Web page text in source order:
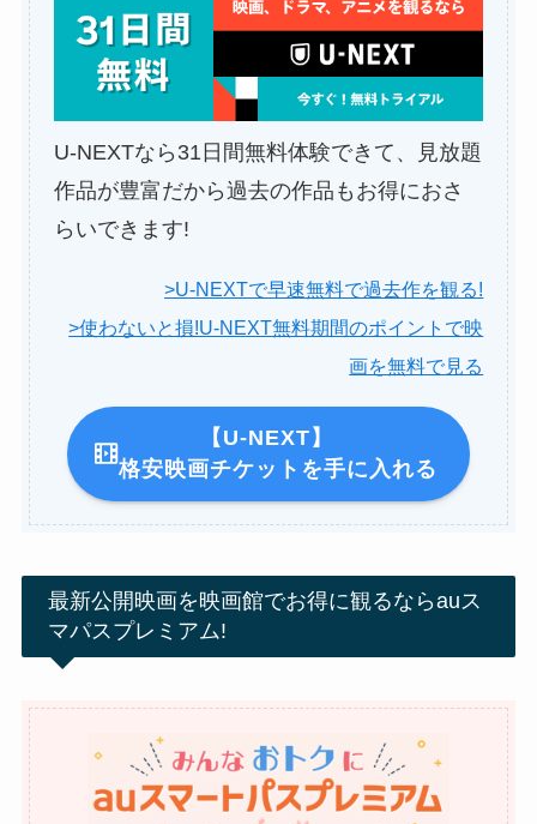
U-NEXTなら31日間無料体験できて、見放題
作品が豊富だから過去の作品もお得におさ
らいできます!
>U-NEXTで早速無料で過去作を観る!
>使わないと損!U-NEXT無料期間のポイントで映
画を無料で見る
【U-NEXT】
格安映画チケットを手に入れる
最新公開映画を映画館でお得に観るならauス
マパスプレミアム!